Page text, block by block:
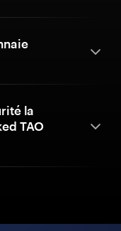
la
TAO